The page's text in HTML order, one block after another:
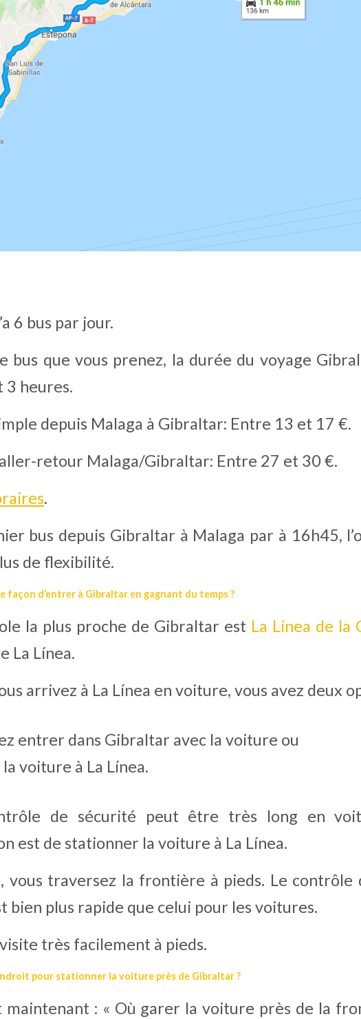
6 bus par jour.
bus que vous prenez, la durée du voyage
heures.
depuis Malaga à Gibraltar: Entre 13 et 17 €.
retour Malaga/Gibraltar: Entre 27 et 30 €.
.
bus depuis Gibraltar à Malaga par à 16h45,
de flexibilité.
façon d’entrer à Gibraltar en gagnant du temps ?
la plus proche de Gibraltar est La Línea de la
La Línea.
arrivez à La Línea en voiture, vous avez deux
entrer dans Gibraltar avec la voiture ou
voiture à La Línea.
de sécurité peut être très long en
est de stationner la voiture à La Línea.
vous traversez la frontière à pieds. Le contrôle
bien plus rapide que celui pour les voitures.
très facilement à pieds.
pour stationner la voiture près de Gibraltar ?
maintenant : « Où garer la voiture près de la